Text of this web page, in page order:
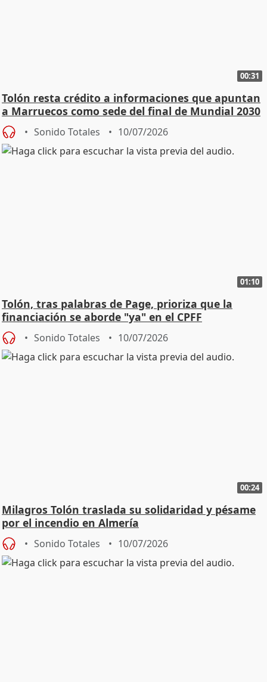
00:31
Tolón resta crédito a informaciones que apuntan
a Marruecos como sede del final de Mundial 2030
Sonido Totales 10/07/2026
01:10
Tolón, tras palabras de Page, prioriza que la
financiación se aborde "ya" en el CPFF
Sonido Totales 10/07/2026
00:24
Milagros Tolón traslada su solidaridad y pésame
por el incendio en Almería
Sonido Totales 10/07/2026